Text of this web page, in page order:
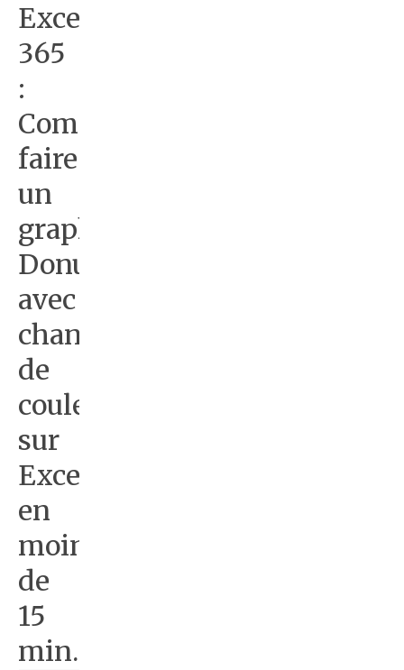
Excel
365
:
Comment
faire
un
graphique
Donut
avec
changement
de
couleur
sur
Excel
en
moins
de
15
min.